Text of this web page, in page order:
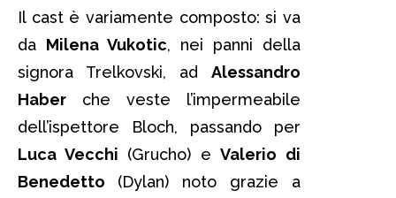
Il cast è variamente composto: si va
da Milena Vukotic, nei panni della
signora Trelkovski, ad Alessandro
Haber che veste l’impermeabile
dell’ispettore Bloch, passando per
Luca Vecchi (Grucho) eValerio di
Benedetto (Dylan) noto grazie a